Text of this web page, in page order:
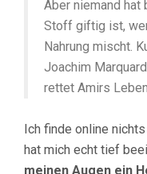
Aber niemand
Stoff giftig ist,
Nahrung mischt.
Joachim
rettet Amirs
Ich finde online
hat mich echt tief
meinen Augen ein